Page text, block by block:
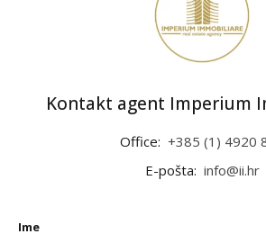
Kontakt agent Imperium
Office: +385 (1) 4920
E-pošta: info@ii.hr
Ime